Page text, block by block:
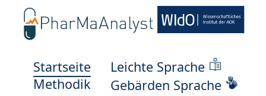
Startseite
Methodik
Leichte Sprache
Gebärden Sprache